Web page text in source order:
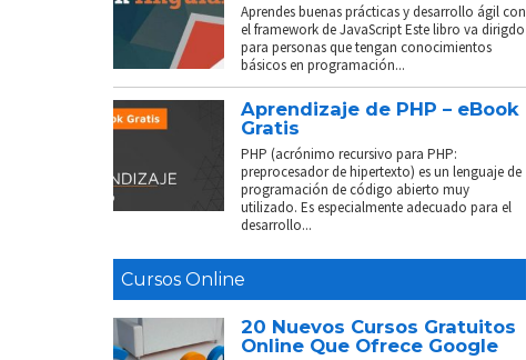
Aprendes buenas prácticas y desarrollo ágil con
el framework de JavaScript Este libro va dirigdo
para personas que tengan conocimientos
básicos en programación...
Aprendizaje de PHP – eBook
Gratis
PHP (acrónimo recursivo para PHP:
preprocesador de hipertexto) es un lenguaje de
programación de código abierto muy
utilizado. Es especialmente adecuado para el
desarrollo...
Cursos Online
20 Nuevos Cursos Gratuitos
Online Que Ofrece Google